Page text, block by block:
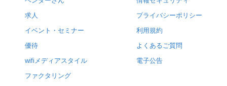
求人
イベント・セミナー
優待
wifiメディアスタイル
ファクタリング
プライバシーポリシー
利用規約
よくあるご質問
電子公告